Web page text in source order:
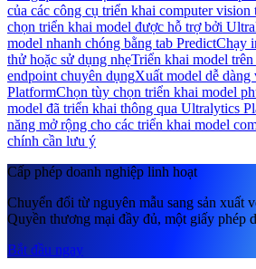
của các công cụ triển khai computer vision
chọn triển khai model được hỗ trợ bởi
model nhanh chóng bằng tab PredictChạy
thử hoặc sử dụng nhẹTriển khai model
endpoint chuyên dụngXuất model dễ
PlatformChọn tùy chọn triển khai model
model đã triển khai thông qua Ultralytics
năng mở rộng cho các triển khai model
chính cần lưu ý
Cấp phép doanh nghiệp linh hoạt
Chuyển đổi từ nguyên mẫu sang sản xuất
Quyền thương mại đầy đủ, một giấy phép
Bắt đầu ngay